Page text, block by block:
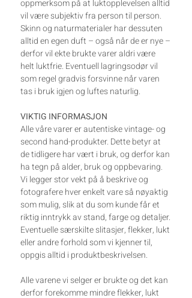
oppmerksom på at luktopplevelsen alltid
vil være subjektiv fra person til person.
Skinn og naturmaterialer har dessuten
alltid en egen duft – også når de er nye –
derfor vil ekte brukte varer aldri være
helt luktfrie. Eventuell lagringsodør vil
som regel gradvis forsvinne når varen
tas i bruk igjen og luftes naturlig.
VIKTIG INFORMASJON
Alle våre varer er autentiske vintage- og
second hand-produkter. Dette betyr at
de tidligere har vært i bruk, og derfor kan
ha tegn på alder, bruk og oppbevaring.
Vi legger stor vekt på å beskrive og
fotografere hver enkelt vare så nøyaktig
som mulig, slik at du som kunde får et
riktig inntrykk av stand, farge og detaljer.
Eventuelle særskilte slitasjer, flekker, lukt
eller andre forhold som vi kjenner til,
oppgis alltid i produktbeskrivelsen.
Alle varene vi selger er brukte og det kan
derfor forekomme mindre flekker, lukt